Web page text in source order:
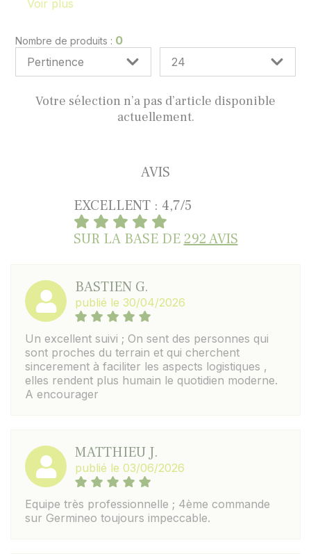
violettes, ou vertes apparaissent.
Voir plus
Nombre de produits : 0
Votre sélection n’a pas d’article disponible
actuellement.
AVIS
EXCELLENT : 4,7/5
SUR LA BASE DE292 AVIS
BASTIEN G.
publié le 30/04/2026
Un excellent suivi ; On sent des personnes qui
sont proches du terrain et qui cherchent
sincerement à faciliter les aspects logistiques ,
elles rendent plus humain le quotidien moderne.
A encourager
MATTHIEU J.
publié le 03/06/2026
Equipe très professionnelle ; 4ème commande
sur Germineo toujours impeccable.